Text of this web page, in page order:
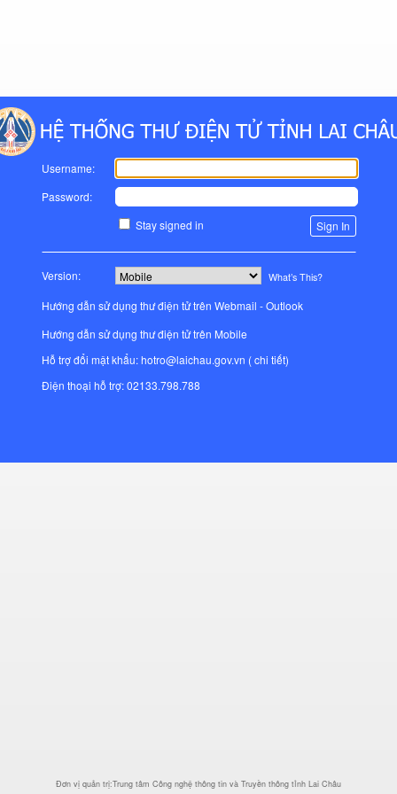
Username:
Password:
Stay signed in
Version: What’s This?
Hướng dẫn sử dụng thư điện tử trên Webmail - Outlook
Hướng dẫn sử dụng thư điện tử trên Mobile
Hỗ trợ đổi mật khẩu: hotro@laichau.gov.vn (chi tiết)
Điện thoại hỗ trợ: 02133.798.788
Đơn vị quản trị:Trung tâm Công nghệ thông tin và Truyền thông tỉnh Lai Châu